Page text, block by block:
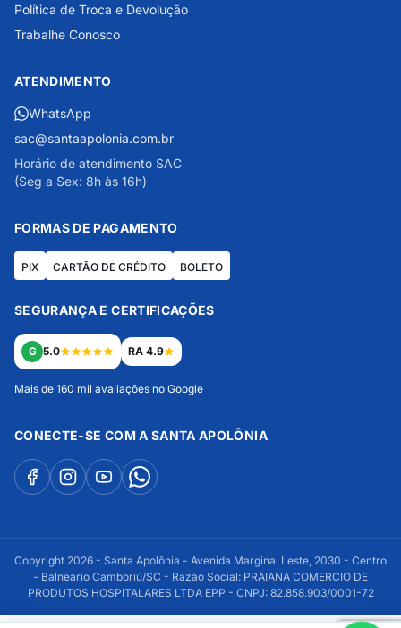
Política de Troca e Devolução
Trabalhe Conosco
ATENDIMENTO
WhatsApp
sac@santaapolonia.com.br
Horário de atendimento SAC
(Seg a Sex: 8h às 16h)
FORMAS DE PAGAMENTO
PIX CARTÃO DE CRÉDITO BOLETO
SEGURANÇA E CERTIFICAÇÕES
G 5.0 RA 4.9
Mais de 160 mil avaliações no Google
CONECTE-SE COM A SANTA APOLÔNIA
Copyright 2026 - Santa Apolônia - Avenida Marginal Leste, 2030 - Centro
- Balneário Camboriú/SC - Razão Social: PRAIANA COMERCIO DE
PRODUTOS HOSPITALARES LTDA EPP - CNPJ: 82.858.903/0001-72